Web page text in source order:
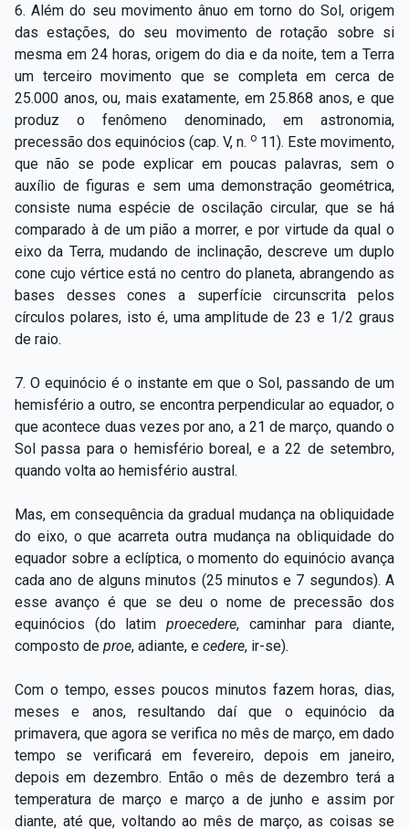
6. Além do seu movimento ânuo em torno do Sol, origem
das estações, do seu movimento de rotação sobre si
mesma em 24 horas, origem do dia e da noite, tem a Terra
um terceiro movimento que se completa em cerca de
25.000 anos, ou, mais exatamente, em 25.868 anos, e que
produz o fenômeno denominado, em astronomia,
precessão dos equinócios (cap. V, n. o 11). Este movimento,
que não se pode explicar em poucas palavras, sem o
auxílio de figuras e sem uma demonstração geométrica,
consiste numa espécie de oscilação circular, que se há
comparado à de um pião a morrer, e por virtude da qual o
eixo da Terra, mudando de inclinação, descreve um duplo
cone cujo vértice está no centro do planeta, abrangendo as
bases desses cones a superfície circunscrita pelos
círculos polares, isto é, uma amplitude de 23 e 1/2 graus
de raio.
7. O equinócio é o instante em que o Sol, passando de um
hemisfério a outro, se encontra perpendicular ao equador, o
que acontece duas vezes por ano, a 21 de março, quando o
Sol passa para o hemisfério boreal, e a 22 de setembro,
quando volta ao hemisfério austral.
Mas, em consequência da gradual mudança na obliquidade
do eixo, o que acarreta outra mudança na obliquidade do
equador sobre a eclíptica, o momento do equinócio avança
cada ano de alguns minutos (25 minutos e 7 segundos). A
esse avanço é que se deu o nome de precessão dos
equinócios (do latim proecedere, caminhar para diante,
composto de proe, adiante, e cedere, ir-­se).
Com o tempo, esses poucos minutos fazem horas, dias,
meses e anos, resultando daí que o equinócio da
primavera, que agora se verifica no mês de março, em dado
tempo se verificará em fevereiro, depois em janeiro,
depois em dezembro. Então o mês de dezembro terá a
temperatura de março e março a de junho e assim por
diante, até que, voltando ao mês de março, as coisas se